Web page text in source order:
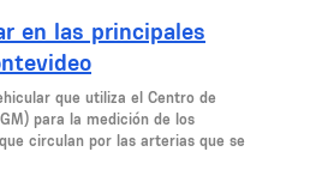
en las principales
que utiliza el Centro de
para la medición de los
circulan por las arterias que se